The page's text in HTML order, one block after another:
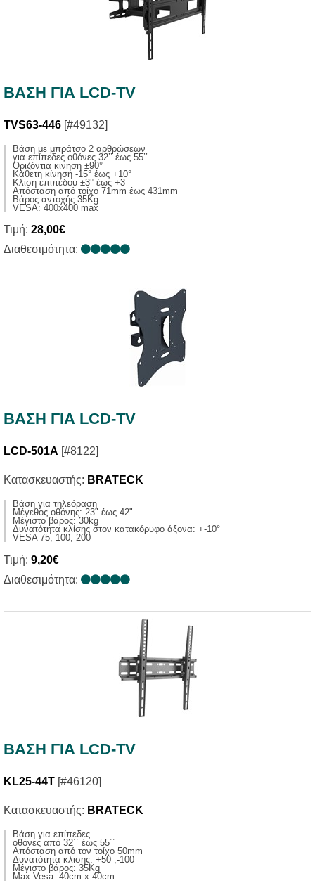
ΒΑΣΗ ΓΙΑ LCD-TV
TVS63-446 [#49132]
Βάση με μπράτσο 2 αρθρώσεων
για επίπεδες οθόνες 32’’ έως 55’’
Οριζόντια κίνηση ±90°
Κάθετη κίνηση -15° έως +10°
Κλίση επιπέδου ±3° έως +3
Απόσταση από τοίχο 71mm έως 431mm
Βάρος αντοχής 35Kg
VESA: 400x400 max
Τιμή: 28,00€
Διαθεσιμότητα:
ΒΑΣΗ ΓΙΑ LCD-TV
LCD-501A [#8122]
Κατασκευαστής: BRATECK
Βάση για τηλεόραση
Μέγεθος οθόνης: 23" έως 42"
Μέγιστο βάρος: 30kg
Δυνατότητα κλίσης στον κατακόρυφο άξονα: +-10°
VESA 75, 100, 200
Τιμή: 9,20€
Διαθεσιμότητα:
ΒΑΣΗ ΓΙΑ LCD-TV
KL25-44T [#46120]
Κατασκευαστής: BRATECK
Bάση για επίπεδες
οθόνες από 32΄΄ έως 55΄΄
Απόσταση από τον τοίχο 50mm
Δυνατότητα κλισης: +50 ,-100
Μέγιστο βάρος: 35Kg
Max Vesa: 40cm x 40cm